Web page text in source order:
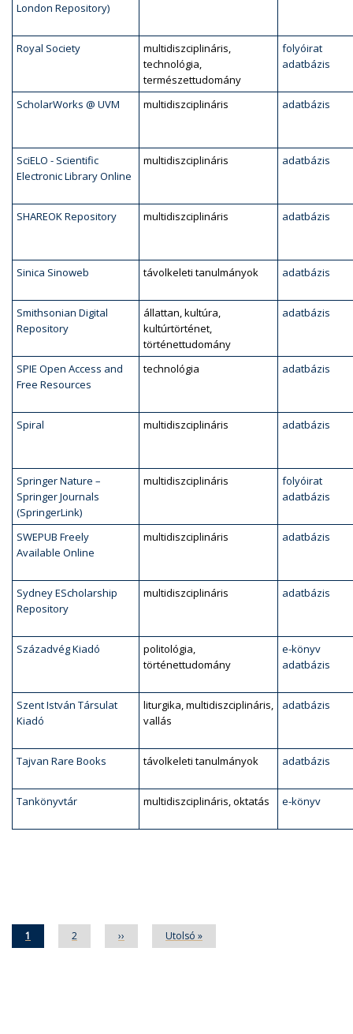
London Repository)
Royal Society
multidiszciplináris,
technológia,
természettudomány
folyóirat
adatbázis
ScholarWorks @ UVM multidiszciplináris adatbázis
SciELO - Scientific
Electronic Library Online
multidiszciplináris adatbázis
SHAREOK Repository multidiszciplináris adatbázis
Sinica Sinoweb távolkeleti tanulmányok adatbázis
Smithsonian Digital
Repository
állattan, kultúra,
kultúrtörténet,
történettudomány
adatbázis
SPIE Open Access and
Free Resources
technológia adatbázis
Spiral multidiszciplináris adatbázis
Springer Nature –
Springer Journals
(SpringerLink)
multidiszciplináris
folyóirat
adatbázis
SWEPUB Freely
Available Online
multidiszciplináris adatbázis
Sydney EScholarship
Repository
multidiszciplináris adatbázis
Századvég Kiadó
politológia,
történettudomány
e-könyv
adatbázis
Szent István Társulat
Kiadó
liturgika, multidiszciplináris,
vallás
adatbázis
Tajvan Rare Books távolkeleti tanulmányok adatbázis
Tankönyvtár multidiszciplináris, oktatás e-könyv
Jelenlegi
oldal
1 Oldal
2 Következő
oldal
›› Utolsó
oldal
Utolsó »